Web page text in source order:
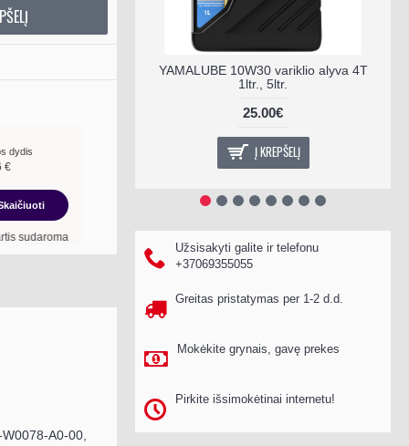
YAMALUBE 10W30 variklio alyva 4T
1ltr., 5ltr.
25.00€
Į KREPŠELĮ
Užsisakyti galite ir telefonu
+37069355055
Greitas pristatymas per 1-2 d.d.
Mokėkite grynais, gavę prekes
Pirkite išsimokėtinai internetu!
dydis
€
mėn. terminui, metinė palūkanų norma –
A0-00,